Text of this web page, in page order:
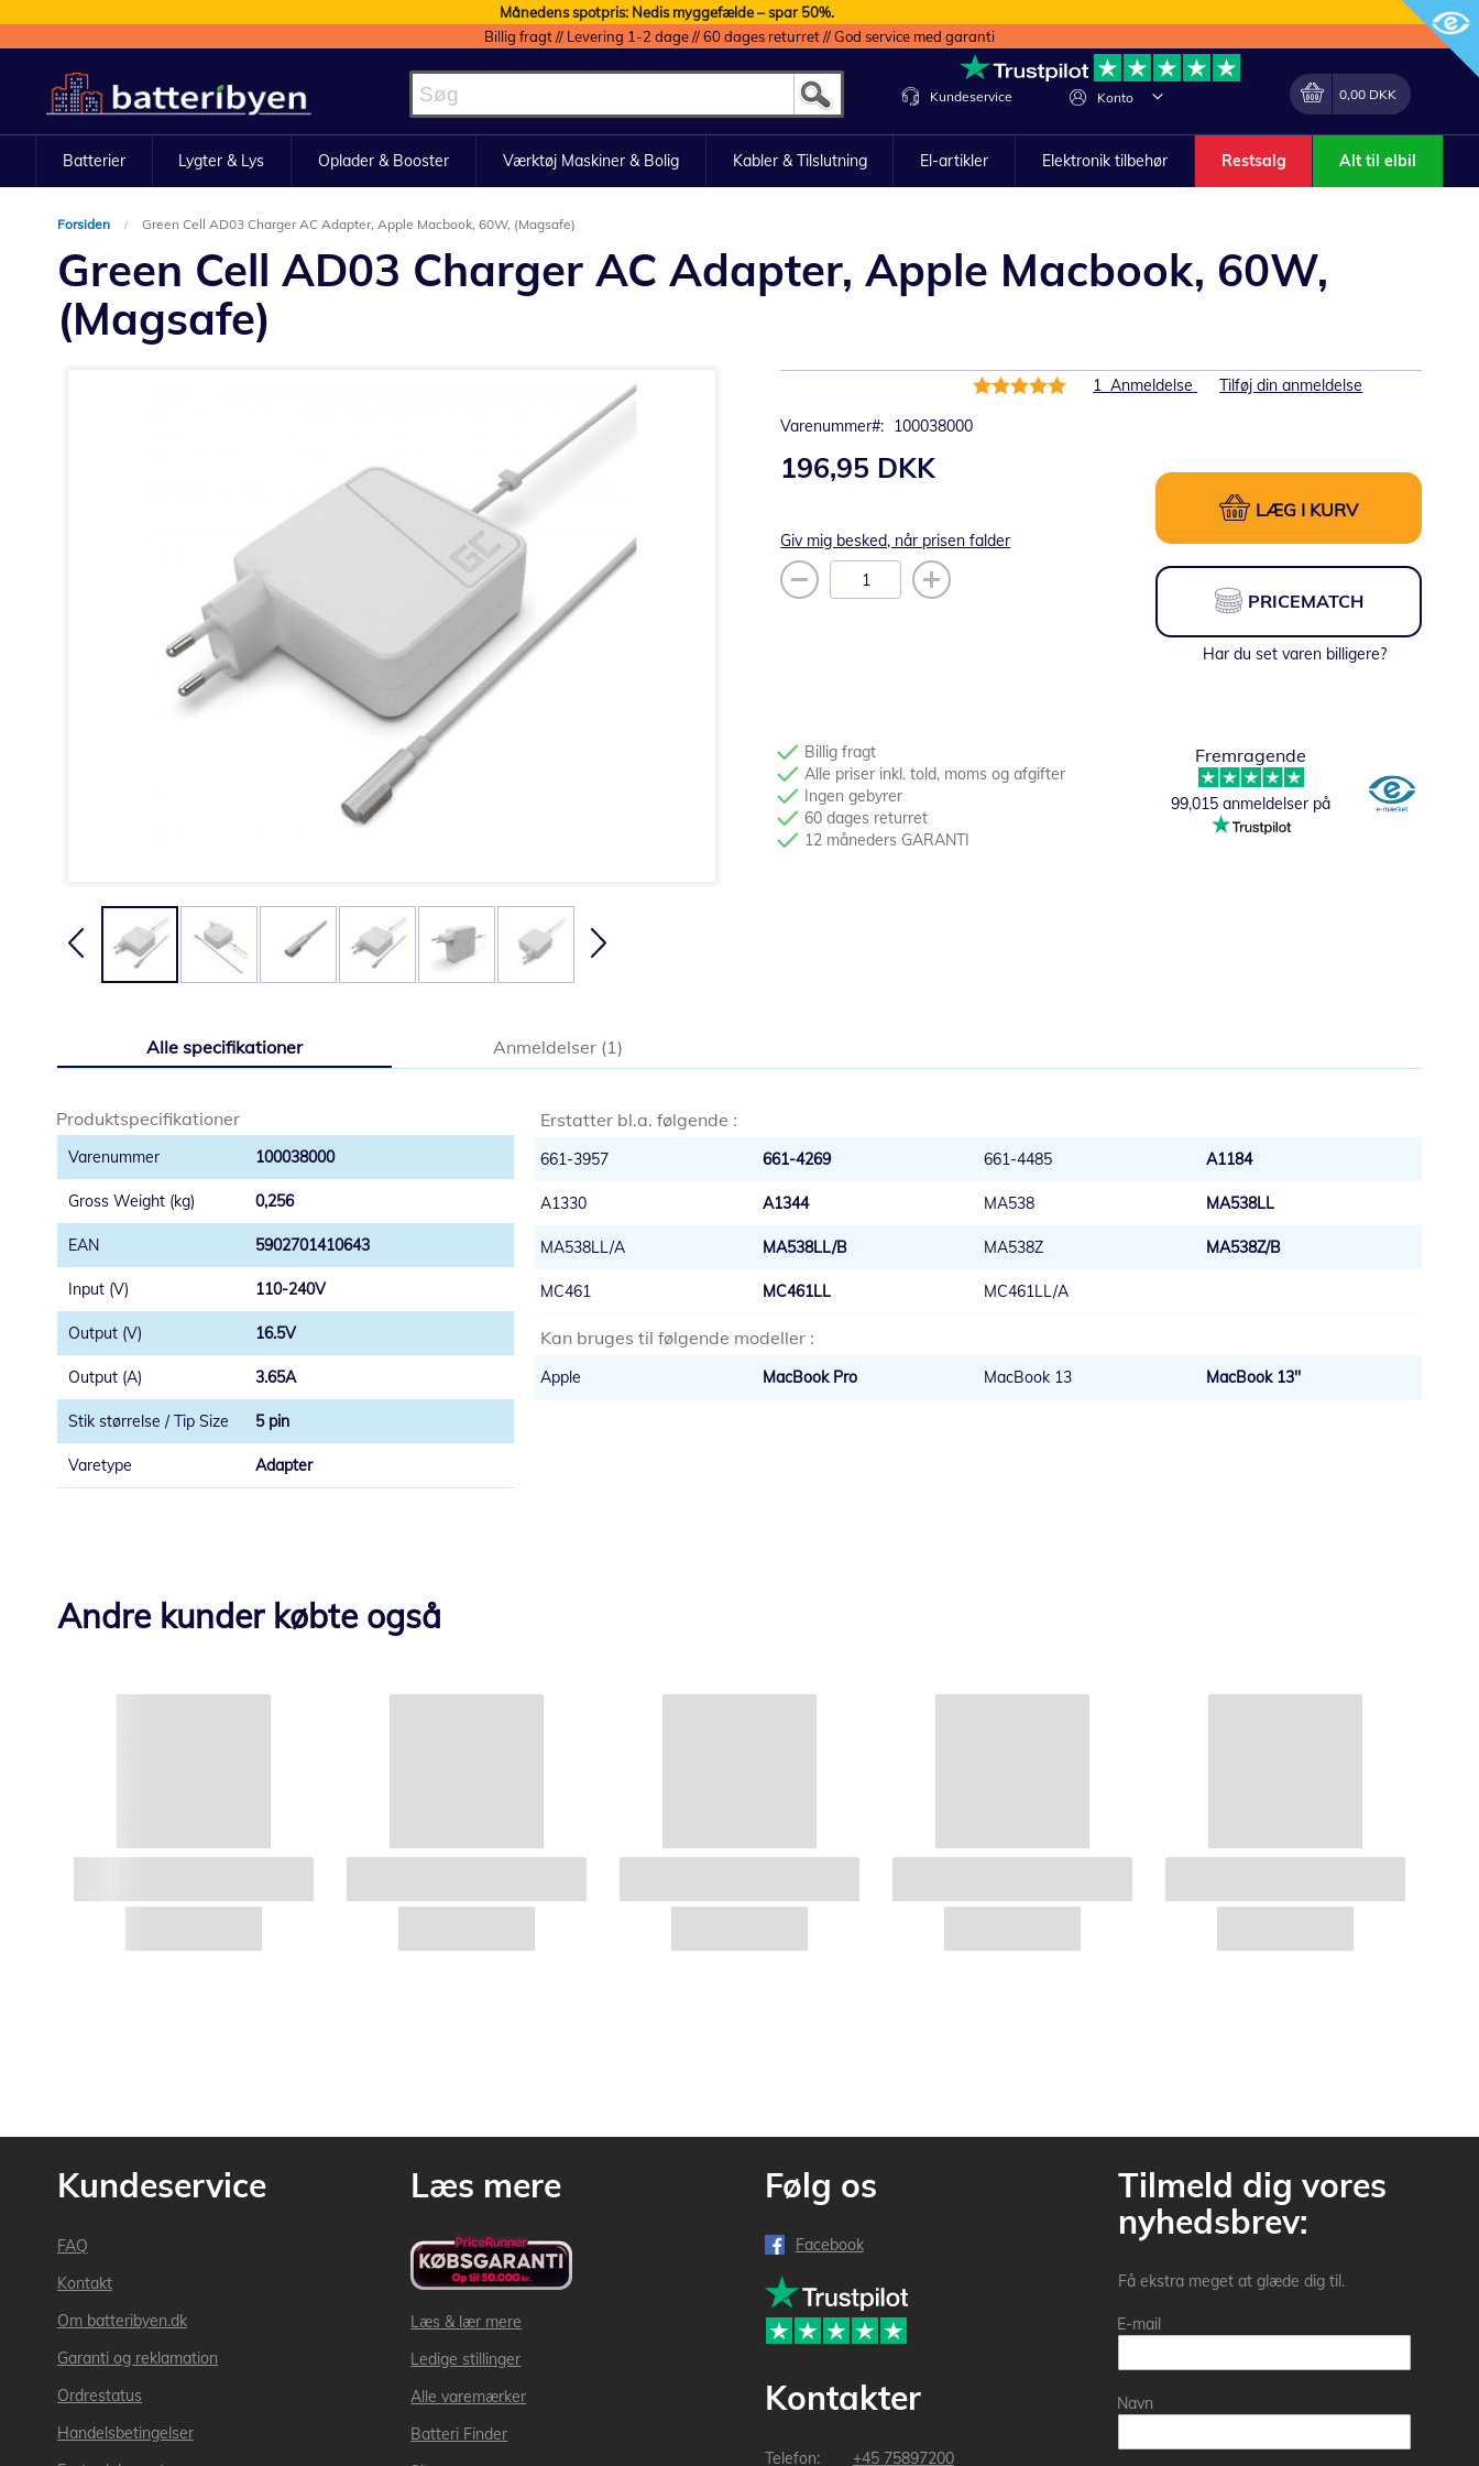
Månedens spotpris: Nedis myggefælde – spar 50%.
Billig fragt // Levering 1-2 dage // 60 dages returret // God service med garanti
to
Content
Konto
Lave
Min indkøbskurv
0,00 DKK
Kundeservice
Batterier Lygter & Lys Oplader & Booster Værktøj Maskiner & Bolig Kabler & Tilslutning El-artikler Elektronik tilbehør Restsalg Alt til elbil
Forsiden Green Cell AD03 Charger AC Adapter, Apple Macbook, 60W, (Magsafe)
Green Cell AD03 Charger AC Adapter, Apple Macbook, 60W,
(Magsafe)
Varenummer 100038000
Bedømmelse:
1Anmeldelse Tilføj din anmeldelse
196,95 DKK
Giv mig besked, når prisen falder
LÆG I KURV
PRICEMATCH
Har du set varen billigere?
Billig fragt
Alle priser inkl. told, moms og afgifter
Ingen gebyrer
60 dages returret
12 måneders GARANTI
Fremragende
99,015 anmeldelser på
af
Alle specifikationer
Produktspecifikationer
100038000
0,256
5902701410643
110-240V
16.5V
3.65A
5 pin
Adapter
Erstatter bl.a. følgende :
661-3957 661-4269 661-4485 A1184
A1330 A1344 MA538 MA538LL
MA538LL/A MA538LL/B MA538Z MA538Z/B
MC461 MC461LL MC461LL/A
Kan bruges til følgende modeller :
Apple MacBook Pro MacBook 13 MacBook 13''
Anmeldelser 1
Andre kunder købte også
Kundeservice
FAQ
Kontakt
Om batteribyen.dk
Garanti og reklamation
Ordrestatus
Handelsbetingelser
Læs mere
Læs & lær mere
Ledige stillinger
Alle varemærker
Batteri Finder
Følg os
Facebook
Kontakter
+45 75897200
Tilmeld dig vores
nyhedsbrev:
Få ekstra meget at glæde dig til.
E-mail
Navn